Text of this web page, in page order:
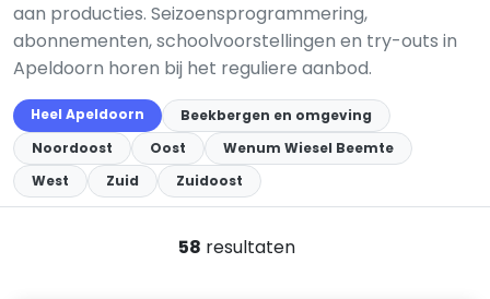
aan producties. Seizoensprogrammering,
abonnementen, schoolvoorstellingen en try-outs in
Apeldoorn horen bij het reguliere aanbod.
Heel Apeldoorn
Beekbergen en omgeving
Noordoost
Oost
Wenum Wiesel Beemte
West
Zuid Zuidoost
58 resultaten